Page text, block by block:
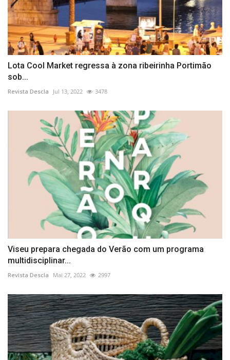
Lota Cool Market regressa à zona ribeirinha Portimão
sob...
Revista Descla Jul 13, 2022 3478
Viseu prepara chegada do Verão com um programa
multidisciplinar...
Revista Descla Mai 27, 2022 2997